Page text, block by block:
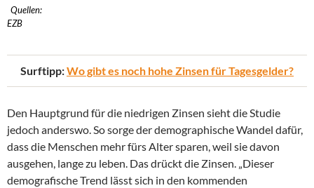
Quellen:
EZB
Surftipp:Wo gibt es noch hohe Zinsen für Tagesgelder?
Den Hauptgrund für die niedrigen Zinsen sieht die Studie
jedoch anderswo. So sorge der demographische Wandel dafür,
dass die Menschen mehr fürs Alter sparen, weil sie davon
ausgehen, lange zu leben. Das drückt die Zinsen. „Dieser
demografische Trend lässt sich in den kommenden